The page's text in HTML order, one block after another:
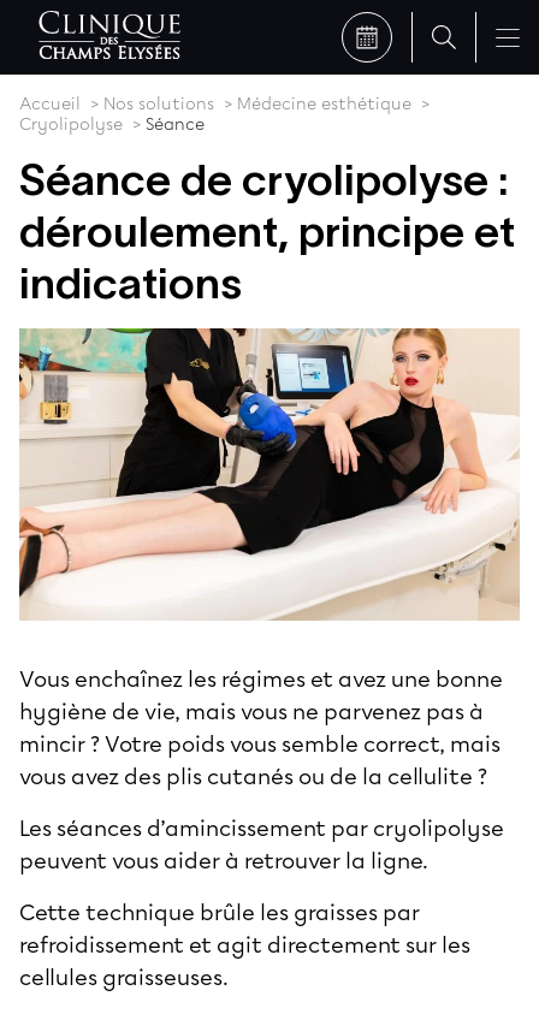
Accueil Nos solutions
Médecine esthétique
Cryolipolyse
Séance
Séance de cryolipolyse :
déroulement, principe et
indications
Vous enchaînez les régimes et avez une bonne
hygiène de vie, mais vous ne parvenez pas à
mincir ? Votre poids vous semble correct, mais
vous avez des plis cutanés ou de la cellulite ?
Les séances d’amincissement par cryolipolyse
peuvent vous aider à retrouver la ligne.
Cette technique brûle les graisses par
refroidissement et agit directement sur les
cellules graisseuses.